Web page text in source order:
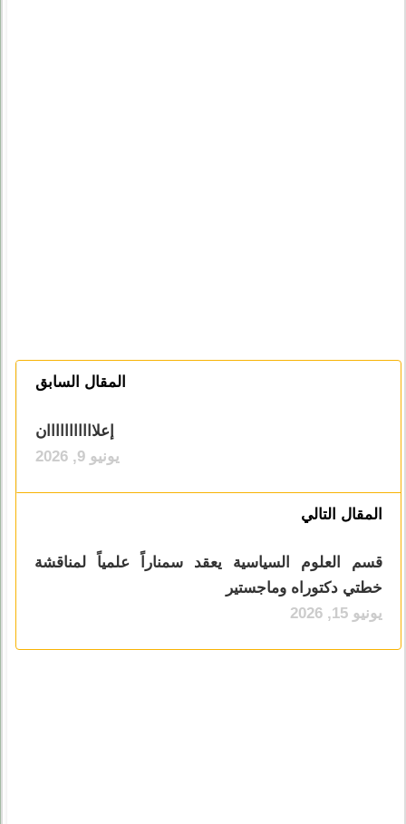
المقال السابق
إعلااااااااااان
يونيو 9, 2026
المقال التالي
قسم العلوم السياسية يعقد سمناراً علمياً لمناقشة
خطتي دكتوراه وماجستير
يونيو 15, 2026